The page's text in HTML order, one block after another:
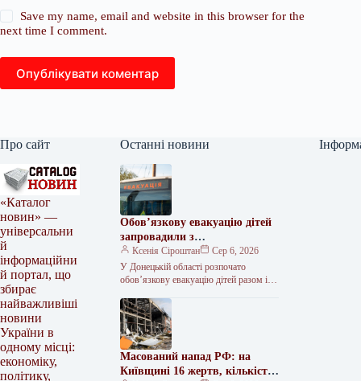
Save my name, email and website in this browser for the
next time I comment.
Опублікувати коментар
Про сайт
«Каталог
новин» —
універсальни
й
інформаційни
й портал, що
збирає
найважливіші
новини
України в
одному місці:
економіку,
політику,
Останні новини
Обов’язкову евакуацію дітей
запровадили з
найнебезпечніших зон
Краматорська та двох сусідніх
селищ.
Ксенія Сіроштан
Сер 6, 2026
У Донецькій області розпочато
обов’язкову евакуацію дітей разом із
Красноторка та Біленьке, а також
найбільш вразливих…
Масований напад РФ: на
Київщині 16 жертв, кількість